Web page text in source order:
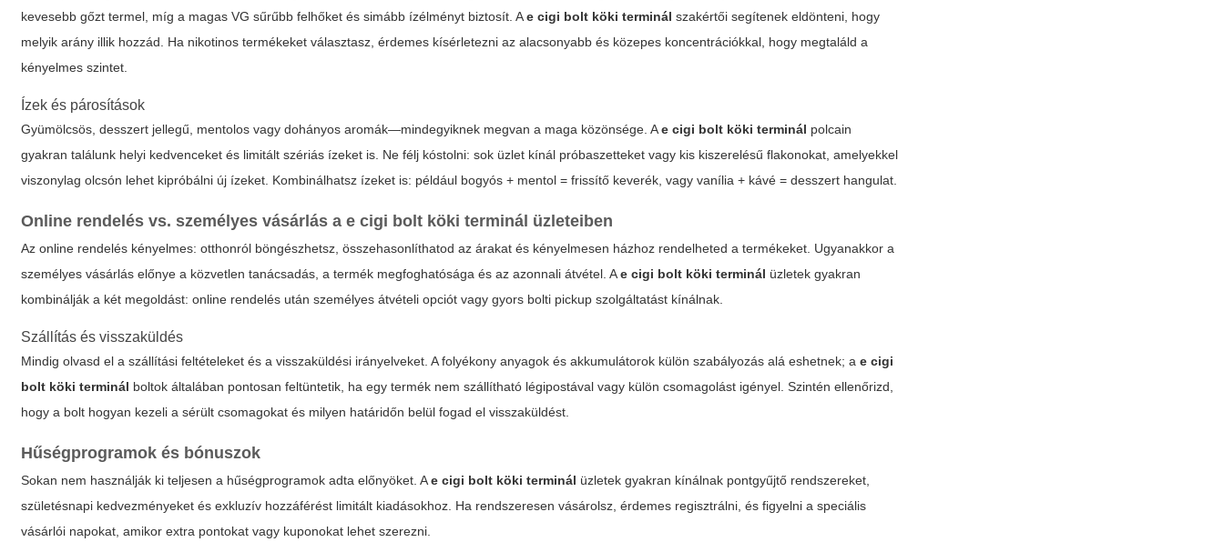
kevesebb gőzt termel, míg a magas VG sűrűbb felhőket és simább ízélményt biztosít. Ae cigi bolt köki terminál szakértői segítenek eldönteni, hogy
melyik arány illik hozzád. Ha nikotinos termékeket választasz, érdemes kísérletezni az alacsonyabb és közepes koncentrációkkal, hogy megtaláld a
kényelmes szintet.
Ízek és párosítások
Gyümölcsös, desszert jellegű, mentolos vagy dohányos aromák—mindegyiknek megvan a maga közönsége. Ae cigi bolt köki terminál polcain
gyakran találunk helyi kedvenceket és limitált szériás ízeket is. Ne félj kóstolni: sok üzlet kínál próbaszetteket vagy kis kiszerelésű flakonokat, amelyekkel
viszonylag olcsón lehet kipróbálni új ízeket. Kombinálhatsz ízeket is: például bogyós + mentol = frissítő keverék, vagy vanília + kávé = desszert hangulat.
Online rendelés vs. személyes vásárlás ae cigi bolt köki terminál üzleteiben
Az online rendelés kényelmes: otthonról böngészhetsz, összehasonlíthatod az árakat és kényelmesen házhoz rendelheted a termékeket. Ugyanakkor a
személyes vásárlás előnye a közvetlen tanácsadás, a termék megfoghatósága és az azonnali átvétel. Ae cigi bolt köki terminál üzletek gyakran
kombinálják a két megoldást: online rendelés után személyes átvételi opciót vagy gyors bolti pickup szolgáltatást kínálnak.
Szállítás és visszaküldés
Mindig olvasd el a szállítási feltételeket és a visszaküldési irányelveket. A folyékony anyagok és akkumulátorok külön szabályozás alá eshetnek; ae cigi
bolt köki terminál boltok általában pontosan feltüntetik, ha egy termék nem szállítható légipostával vagy külön csomagolást igényel. Szintén ellenőrizd,
hogy a bolt hogyan kezeli a sérült csomagokat és milyen határidőn belül fogad el visszaküldést.
Hűségprogramok és bónuszok
Sokan nem használják ki teljesen a hűségprogramok adta előnyöket. Ae cigi bolt köki terminál üzletek gyakran kínálnak pontgyűjtő rendszereket,
születésnapi kedvezményeket és exkluzív hozzáférést limitált kiadásokhoz. Ha rendszeresen vásárolsz, érdemes regisztrálni, és figyelni a speciális
vásárlói napokat, amikor extra pontokat vagy kuponokat lehet szerezni.